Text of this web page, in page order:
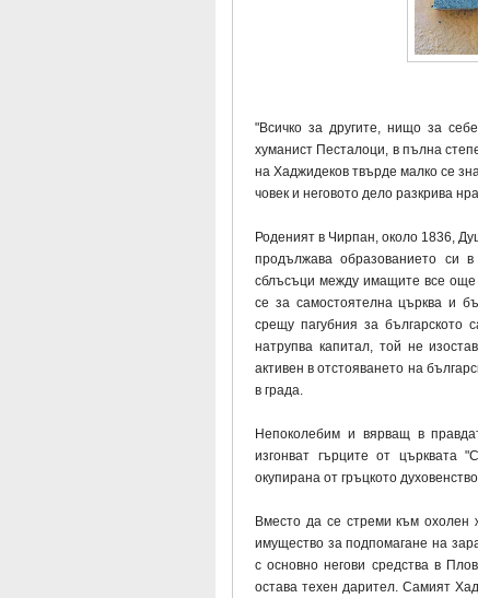
"Всичко за другите, нищо за
хуманист Песталоци, в пълна
на Хаджидеков твърде малко се
човек и неговото дело разкрива
Роденият в Чирпан, около 1836,
продължава образованието си
сблъсъци между имащите все още
се за самостоятелна църква и
срещу пагубния за българското
натрупва капитал, той не
активен в отстояването на
в града.
Непоколебим и вярващ в
изгонват гърците от църквата
окупирана от гръцкото
Вместо да се стреми към охолен
имущество за подпомагане на
с основно негови средства в
остава техен дарител. Самият